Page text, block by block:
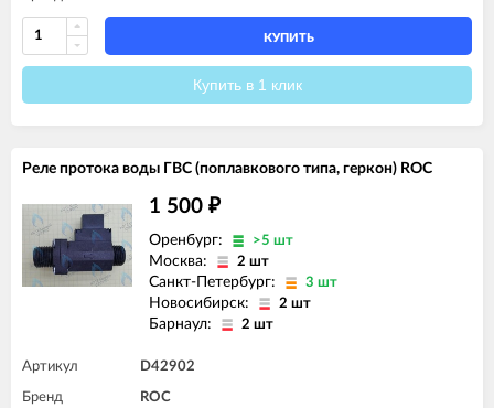
КУПИТЬ
Купить в 1 клик
Реле протока воды ГВС (поплавкового типа, геркон) ROC
1 500 ₽
Оренбург: >5 шт
Москва: 2 шт
Санкт-Петербург: 3 шт
Новосибирск: 2 шт
Барнаул: 2 шт
Артикул D42902
Бренд ROC